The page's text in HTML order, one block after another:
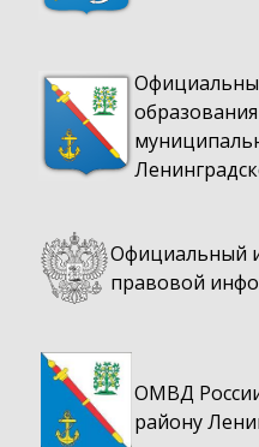
Официальный
правовой
ОМВД
району